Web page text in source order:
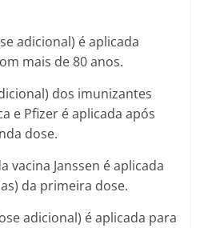
adicional) é aplicada
mais de 80 anos.
dos imunizantes
e Pfizer é aplicada após
dose.
vacina Janssen é aplicada
da primeira dose.
adicional) é aplicada para